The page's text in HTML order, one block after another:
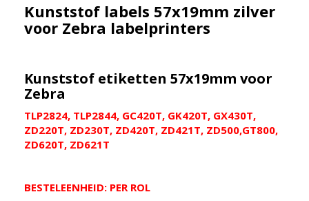
Kunststof labels 57x19mm zilver
voor Zebra labelprinters
Kunststof etiketten 57x19mm voor
Zebra
TLP2824, TLP2844, GC420T, GK420T, GX430T,
ZD220T, ZD230T, ZD420T, ZD421T, ZD500,GT800,
ZD620T, ZD621T
BESTELEENHEID: PER ROL